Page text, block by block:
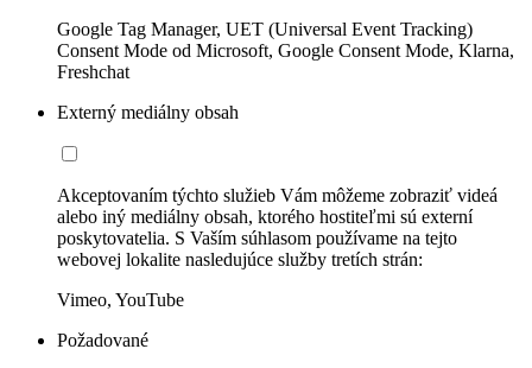
Google Tag Manager, UET (Universal Event Tracking)
Consent Mode od Microsoft, Google Consent Mode, Klarna,
Freshchat
Externý mediálny obsah
Akceptovaním týchto služieb Vám môžeme zobraziť videá
alebo iný mediálny obsah, ktorého hostiteľmi sú externí
poskytovatelia. S Vaším súhlasom používame na tejto
webovej lokalite nasledujúce služby tretích strán:
Vimeo, YouTube
Požadované